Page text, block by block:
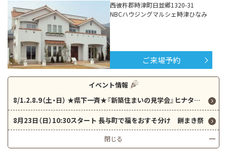
西彼杵郡時津町日並郷1320-31
NBCハウジングマルシェ時津ひなみ
ご来場予約
イベント情報
8/1.2.8.9（土・日） ★県下一斉★『新築住まいの見学会』ヒナタヒルズ長与～開放感のある吹き抜け～ クイズに答えて5000円分QUOカードプレゼント！
8月23日（日）10:30スタート 長与町で福をおすそ分け 餅まき祭
閉じる